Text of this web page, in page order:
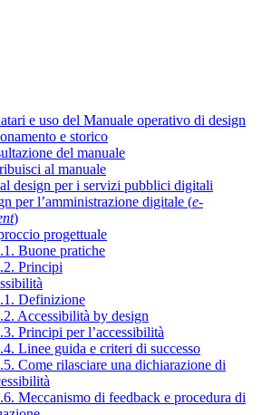
e uso del Manuale operativo di design
e storico
del manuale
al manuale
design per i servizi pubblici digitali
per l’amministrazione digitale (e-
)
progettuale
Buone pratiche
Principi
Definizione
Accessibilità by design
Principi per l’accessibilità
Linee guida e criteri di successo
Come rilasciare una dichiarazione di
Meccanismo di feedback e procedura di